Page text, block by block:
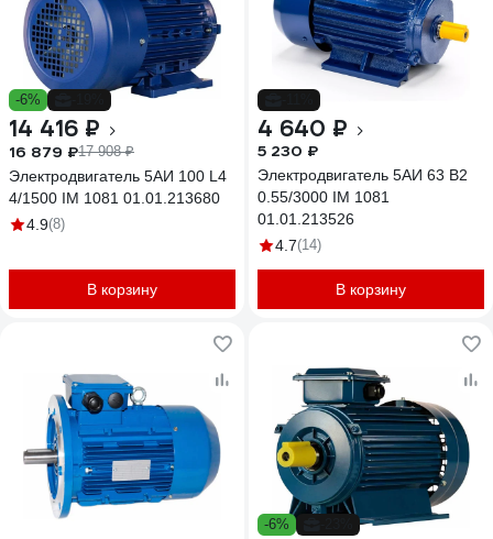
-6%
14 416 ₽
16 879 ₽17 908 ₽
Электродвигатель 5АИ 100 L4
4/1500 IM 1081 01.01.213680
4.9(8)
В корзину
4 640 ₽
5 230 ₽
Электродвигатель 5АИ 63 В2
0.55/3000 IM 1081
01.01.213526
4.7(14)
В корзину
-6%